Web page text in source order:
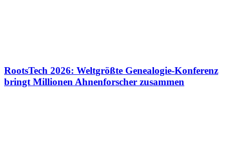
RootsTech 2026: Weltgrößte Genealogie-Konferenz
bringt Millionen Ahnenforscher zusammen